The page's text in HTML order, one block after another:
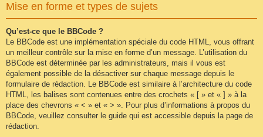
Mise en forme et types de sujets
Qu’est-ce que le BBCode ?
Le BBCode est une implémentation spéciale du code HTML, vous offrant
un meilleur contrôle sur la mise en forme d’un message. L’utilisation du
BBCode est déterminée par les administrateurs, mais il vous est
également possible de la désactiver sur chaque message depuis le
formulaire de rédaction. Le BBCode est similaire à l’architecture du code
HTML, les balises sont contenues entre des crochets « [ » et « ] » à la
place des chevrons « < » et « > ». Pour plus d’informations à propos du
BBCode, veuillez consulter le guide qui est accessible depuis la page de
rédaction.